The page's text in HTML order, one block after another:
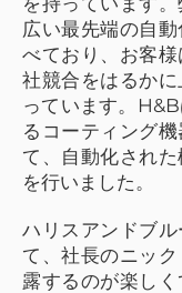
広い最先端の自
べており、お客
社競合をはるか
っています。
るコーティング
て、自動化され
を行いました。
ハリスアンドブ
て、社長のニッ
露するのが楽し